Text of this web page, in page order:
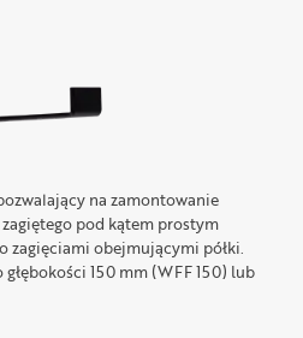
na zamontowanie
pod kątem prostym
zagięciami obejmującymi półki.
150 mm (WFF 150) lub